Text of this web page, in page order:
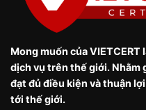
Mong muốn của
dịch vụ trên thế giới. Nhằm
đạt đủ điều kiện và thuận
tới thế giới.